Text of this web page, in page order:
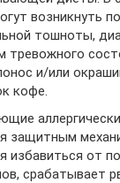
возникнуть
тошноты,
тревожного
и/или
кофе.
защитным
избавиться от
срабатывает